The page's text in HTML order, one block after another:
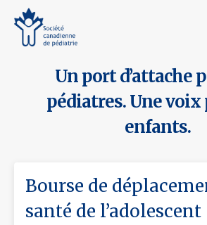
Un port d’attache
pédiatres. Une voix
enfants.
Bourse de
santé de l’adolescent